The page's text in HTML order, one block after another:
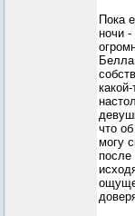
Пока
ночи -
что
могу
после